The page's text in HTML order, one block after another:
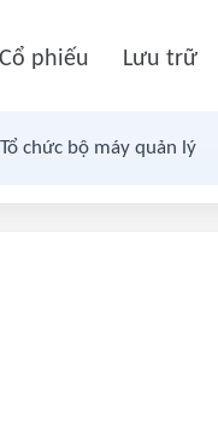
Lưu trữ
Cổ phiếu
Tổ chức bộ máy quản lý